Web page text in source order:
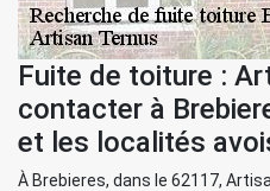
Fuite de toiture :
contacter à
et les localités
À Brebieres, dans le 62117,